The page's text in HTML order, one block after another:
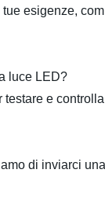
esigenze,
luce LED?
e
di inviarci